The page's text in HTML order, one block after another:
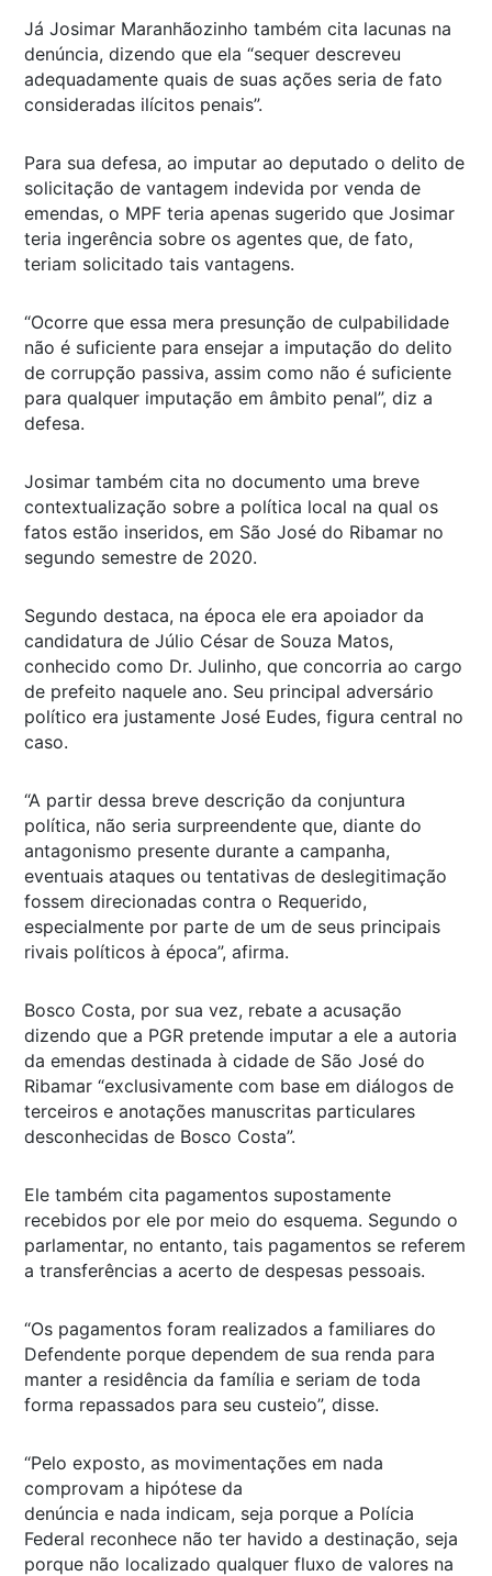
Já Josimar Maranhãozinho também cita lacunas na
denúncia, dizendo que ela “sequer descreveu
adequadamente quais de suas ações seria de fato
consideradas ilícitos penais”.
Para sua defesa, ao imputar ao deputado o delito de
solicitação de vantagem indevida por venda de
emendas, o MPF teria apenas sugerido que Josimar
teria ingerência sobre os agentes que, de fato,
teriam solicitado tais vantagens.
“Ocorre que essa mera presunção de culpabilidade
não é suficiente para ensejar a imputação do delito
de corrupção passiva, assim como não é suficiente
para qualquer imputação em âmbito penal”, diz a
defesa.
Josimar também cita no documento uma breve
contextualização sobre a política local na qual os
fatos estão inseridos, em São José do Ribamar no
segundo semestre de 2020.
Segundo destaca, na época ele era apoiador da
candidatura de Júlio César de Souza Matos,
conhecido como Dr. Julinho, que concorria ao cargo
de prefeito naquele ano. Seu principal adversário
político era justamente José Eudes, figura central no
caso.
“A partir dessa breve descrição da conjuntura
política, não seria surpreendente que, diante do
antagonismo presente durante a campanha,
eventuais ataques ou tentativas de deslegitimação
fossem direcionadas contra o Requerido,
especialmente por parte de um de seus principais
rivais políticos à época”, afirma.
Bosco Costa, por sua vez, rebate a acusação
dizendo que a PGR pretende imputar a ele a autoria
da emendas destinada à cidade de São José do
Ribamar “exclusivamente com base em diálogos de
terceiros e anotações manuscritas particulares
desconhecidas de Bosco Costa”.
Ele também cita pagamentos supostamente
recebidos por ele por meio do esquema. Segundo o
parlamentar, no entanto, tais pagamentos se referem
a transferências a acerto de despesas pessoais.
“Os pagamentos foram realizados a familiares do
Defendente porque dependem de sua renda para
manter a residência da família e seriam de toda
forma repassados para seu custeio”, disse.
“Pelo exposto, as movimentações em nada
comprovam a hipótese da
denúncia e nada indicam, seja porque a Polícia
Federal reconhece não ter havido a destinação, seja
porque não localizado qualquer fluxo de valores na